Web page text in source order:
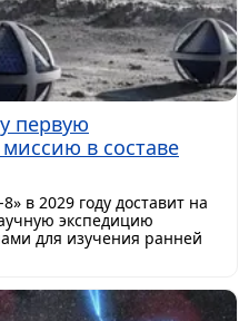
первую
в составе
в 2029 году доставит на
экспедицию
для изучения ранней